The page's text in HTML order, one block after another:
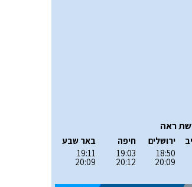
ראה
ירושלים
18:50
20:09
חיפה
19:03
20:12
באר שבע
19:11
20:09